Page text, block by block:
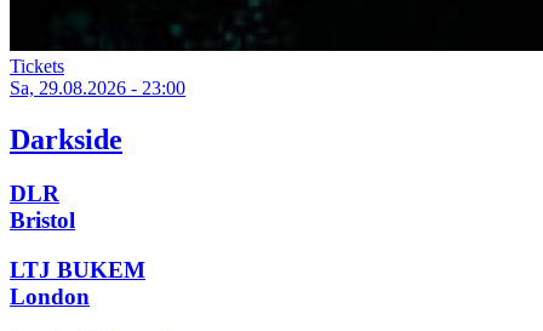
Tickets
Sa, 29.08.2026 - 23:00
Darkside
DLR
Bristol
LTJ BUKEM
London